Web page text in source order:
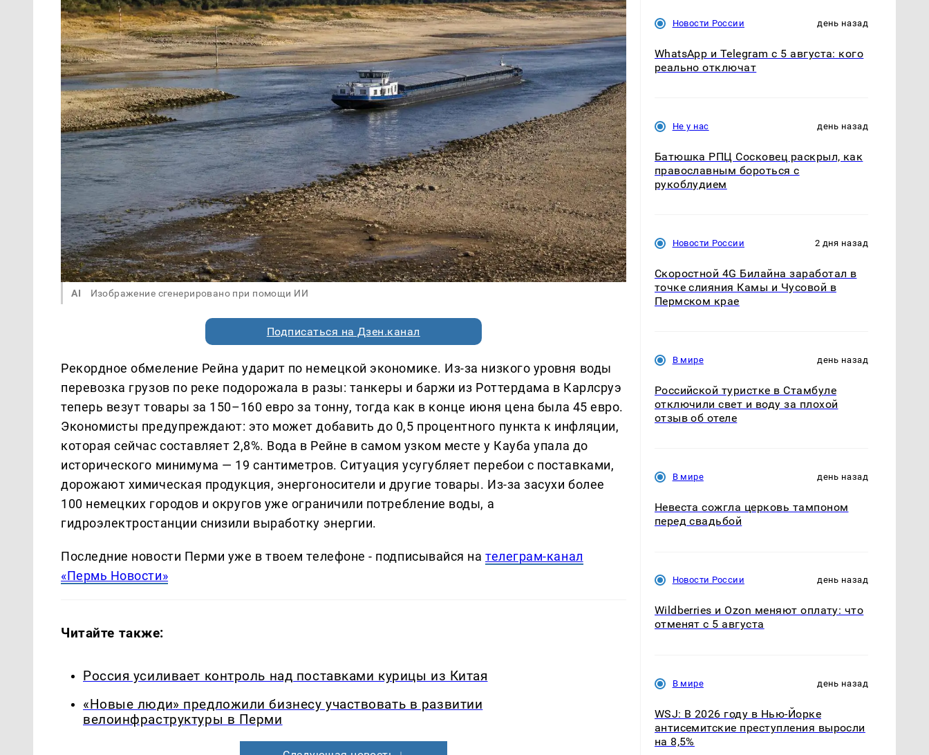
AI Изображение сгенерировано при помощи ИИ
Подписаться на Дзен.канал
Рекордное обмеление Рейна ударит по немецкой экономике. Из-за низкого уровня воды
перевозка грузов по реке подорожала в разы: танкеры и баржи из Роттердама в Карлсруэ
теперь везут товары за 150–160 евро за тонну, тогда как в конце июня цена была 45 евро.
Экономисты предупреждают: это может добавить до 0,5 процентного пункта к инфляции,
которая сейчас составляет 2,8%. Вода в Рейне в самом узком месте у Кауба упала до
исторического минимума — 19 сантиметров. Ситуация усугубляет перебои с поставками,
дорожают химическая продукция, энергоносители и другие товары. Из-за засухи более
100 немецких городов и округов уже ограничили потребление воды, а
гидроэлектростанции снизили выработку энергии.
Последние новости Перми уже в твоем телефоне - подписывайся нателеграм-канал
«Пермь Новости»
Читайте также:
Россия усиливает контроль над поставками курицы из Китая
«Новые люди» предложили бизнесу участвовать в развитии
велоинфраструктуры в Перми
Новости России день назад
WhatsApp и Telegram с 5 августа: кого
реально отключат
Не у нас день назад
Батюшка РПЦ Сосковец раскрыл, как
православным бороться с
рукоблудием
Новости России 2 дня назад
Скоростной 4G Билайна заработал в
точке слияния Камы и Чусовой в
Пермском крае
В мире день назад
Российской туристке в Стамбуле
отключили свет и воду за плохой
отзыв об отеле
В мире день назад
Невеста сожгла церковь тампоном
перед свадьбой
Новости России день назад
Wildberries и Ozon меняют оплату: что
отменят с 5 августа
В мире день назад
WSJ: В 2026 году в Нью-Йорке
антисемитские преступления выросли
на 8,5%